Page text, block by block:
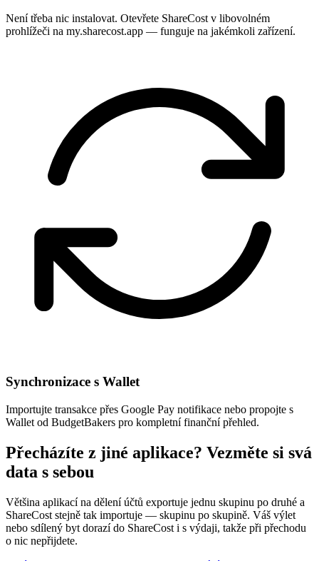
Není třeba nic instalovat. Otevřete ShareCost v libovolném
prohlížeči na my.sharecost.app — funguje na jakémkoli zařízení.
Synchronizace s Wallet
Importujte transakce přes Google Pay notifikace nebo propojte s
Wallet od BudgetBakers pro kompletní finanční přehled.
Přecházíte z jiné aplikace? Vezměte si svá
data s sebou
Většina aplikací na dělení účtů exportuje jednu skupinu po druhé a
ShareCost stejně tak importuje — skupinu po skupině. Váš výlet
nebo sdílený byt dorazí do ShareCost i s výdaji, takže při přechodu
o nic nepřijdete.